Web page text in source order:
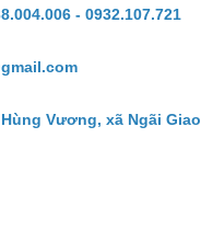
- 0932.107.721
Vương, xã Ngãi